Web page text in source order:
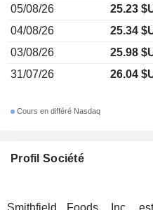
Profil Société
Smithfield Foods, Inc.
05/08/26
25.23
04/08/26
25.34
03/08/26
25.98
31/07/26
26.04
Cours en différé Nasdaq